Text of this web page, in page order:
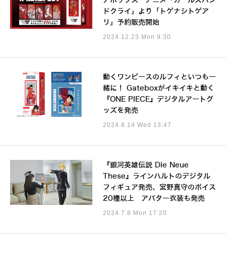
ドクライ」より「トゲナシトゲア
リ」予約販売開始
2024.12.23 Mon 9:30
動くワンピースのルフィといつも一
緒に！ Gateboxがイキイキと動く
『ONE PIECE』デジタルアートグ
ッズを発売
2024.8.14 Wed 13:47
『銀河英雄伝説 Die Neue
These』ラインハルトのデジタル
フィギュア発売、宮野真守のボイス
20種以上 アバター衣装も発売
2024.7.8 Mon 17:20